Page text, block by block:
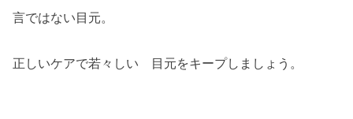
言ではない目元。
正しいケアで若々しい 目元をキープしましょう。